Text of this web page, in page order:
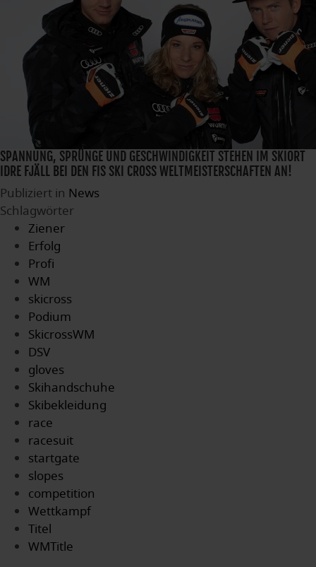
SPANNUNG, SPRÜNGE UND GESCHWINDIGKEIT STEHEN IM SKIORT
IDRE FJÄLL BEI DEN FIS SKI CROSS WELTMEISTERSCHAFTEN AN!
Publiziert in News
Schlagwörter
Ziener
Erfolg
Profi
WM
skicross
Podium
SkicrossWM
DSV
gloves
Skihandschuhe
Skibekleidung
race
racesuit
startgate
slopes
competition
Wettkampf
Titel
WMTitle